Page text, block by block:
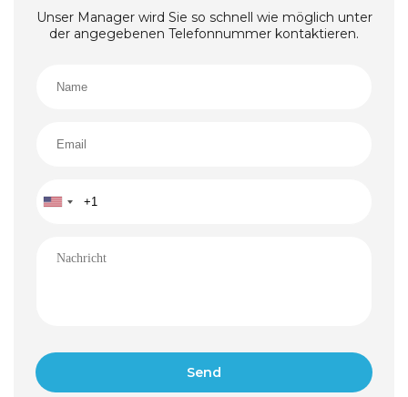
Unser Manager wird Sie so schnell wie möglich unter
der angegebenen Telefonnummer kontaktieren.